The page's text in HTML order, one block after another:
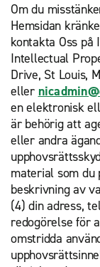
Om du
Hemsidan
kontakta Oss
Intellectual
Drive, St Louis,
eller
en elektronisk
är behörig att
eller andra
material som
beskrivning av
(4) din adress,
redogörelse för
omstridda